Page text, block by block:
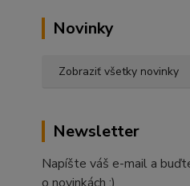
Novinky
Zobraziť všetky novinky
Newsletter
Napíšte váš e-mail a